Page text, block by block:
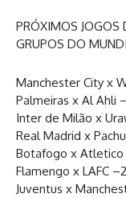
PRÓXIMOS JOGOS
GRUPOS DO
Manchester City x
Palmeiras x Al Ahli
Inter de Milão x
Real Madrid x
Botafogo x Atletico
Flamengo x LAFC
Juventus x